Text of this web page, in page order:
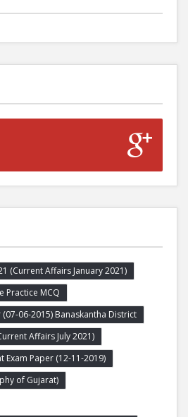
(Current Affairs January 2021)
Practice MCQ
(07-06-2015) Banaskantha District
Affairs July 2021)
Exam Paper (12-11-2019)
of Gujarat)